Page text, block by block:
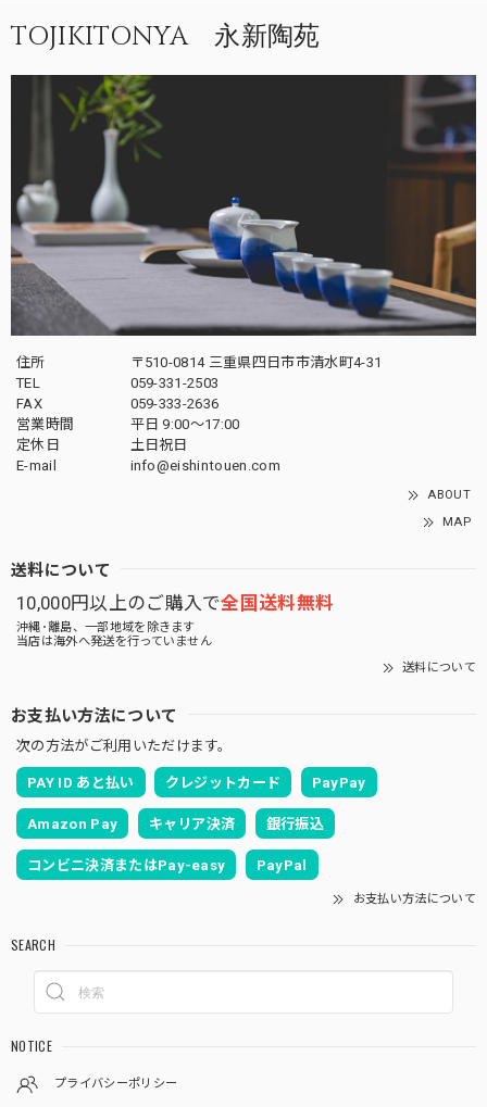
TOJIKITONYA 永新陶苑
住所
〒510-0814 三重県四日市市清水町4-31
TEL
059-331-2503
FAX
059-333-2636
営業時間
平日 9:00～17:00
定休日
土日祝日
E-mail
info@eishintouen.com
ABOUT
MAP
送料について
10,000円以上のご購入で全国送料無料
沖縄･離島、一部地域を除きます
当店は海外へ発送を行っていません
送料について
お支払い方法について
次の方法がご利用いただけます。
PAY ID あと払い クレジットカード PayPay
Amazon Pay キャリア決済 銀行振込
コンビニ決済またはPay-easy PayPal
お支払い方法について
SEARCH
NOTICE
プライバシーポリシー